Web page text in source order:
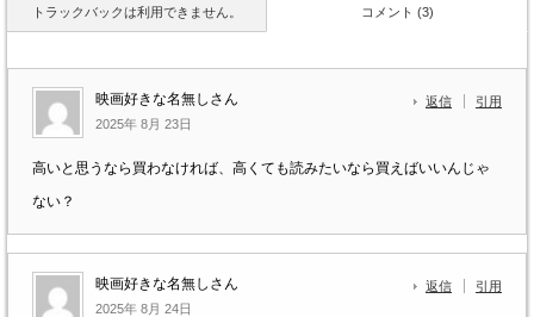
トラックバックは利用できません。 コメント (3)
映画好きな名無しさん
2025年 8月 23日
返信 引用
高いと思うなら買わなければ、高くても読みたいなら買えばいいんじゃ
ない？
映画好きな名無しさん
2025年 8月 24日
返信 引用